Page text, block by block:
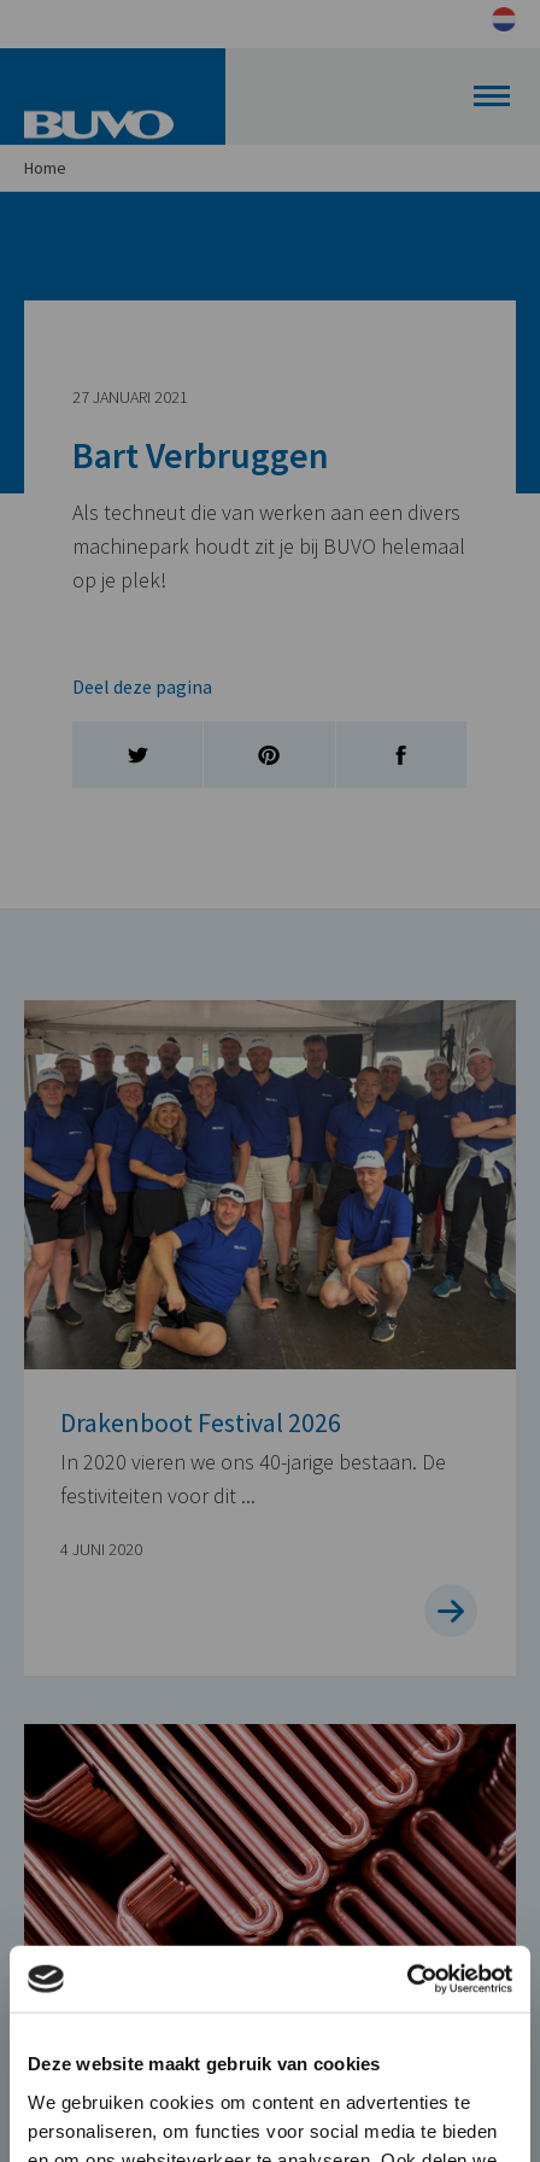
Deze website maakt gebruik van cookies
We gebruiken cookies om content en advertenties te
personaliseren, om functies voor social media te bieden
Home
27 JANUARI 2021
Bart Verbruggen
Als techneut die van werken aan een divers
machinepark houdt zit je bij BUVO helemaal
op je plek!
Deel deze pagina
Drakenboot Festival 2026
In 2020 vieren we ons 40-jarige bestaan. De
festiviteiten voor dit ...
4 JUNI 2020
Buvo en Intergas
In 2020 vieren we ons 40-jarige bestaan. De
Mobility
De automobiel markt verandert
×